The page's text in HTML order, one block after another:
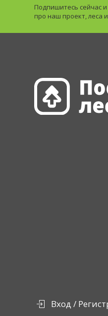
Подпишитесь сейчас
про наш проект, леса
Вход /